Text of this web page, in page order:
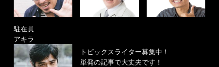
駐在員
アキラ
トピックスライター募集中！
単発の記事で大丈夫です！